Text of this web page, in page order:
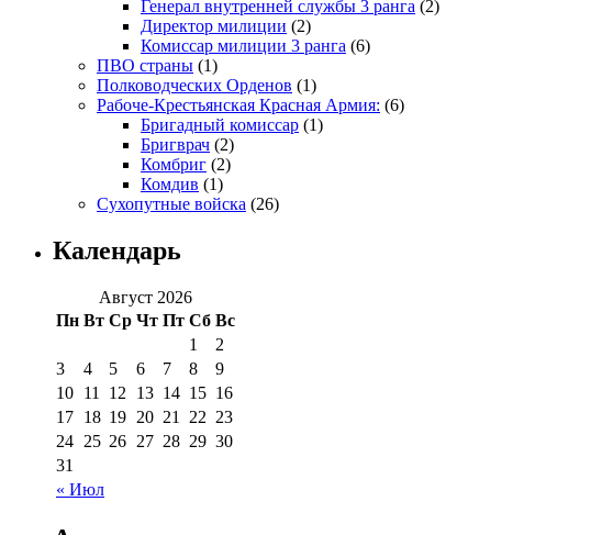
Генерал внутренней службы 3 ранга (2)
Директор милиции (2)
Комиссар милиции 3 ранга (6)
ПВО страны (1)
Полководческих Орденов (1)
Рабоче-Крестьянская Красная Армия: (6)
Бригадный комиссар (1)
Бригврач (2)
Комбриг (2)
Комдив (1)
Сухопутные войска (26)
Календарь
Август 2026
Пн Вт Ср Чт Пт Сб Вс
« Июл
1
2
3
4 5 6 7 8
9
10 11 12 13 14 15 16
17 18 19 20 21 22 23
24 25 26 27 28 29 30
31